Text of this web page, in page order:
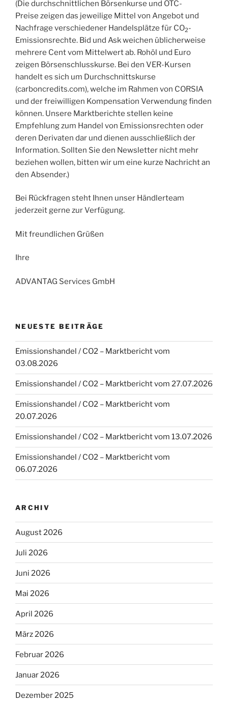
(Die durchschnittlichen Börsenkurse und OTC-
Preise zeigen das jeweilige Mittel von Angebot und
Nachfrage verschiedener Handelsplätze für CO2-
Emissionsrechte. Bid und Ask weichen üblicherweise
mehrere Cent vom Mittelwert ab. Rohöl und Euro
zeigen Börsenschlusskurse. Bei den VER-Kursen
handelt es sich um Durchschnittskurse
(carboncredits.com), welche im Rahmen von CORSIA
und der freiwilligen Kompensation Verwendung finden
können. Unsere Marktberichte stellen keine
Empfehlung zum Handel von Emissionsrechten oder
deren Derivaten dar und dienen ausschließlich der
Information. Sollten Sie den Newsletter nicht mehr
beziehen wollen, bitten wir um eine kurze Nachricht an
den Absender.)
Bei Rückfragen steht Ihnen unser Händlerteam
jederzeit gerne zur Verfügung.
Mit freundlichen Grüßen
Ihre
ADVANTAG Services GmbH
NEUESTE BEITRÄGE
Emissionshandel / CO2 – Marktbericht vom
03.08.2026
Emissionshandel / CO2 – Marktbericht vom 27.07.2026
Emissionshandel / CO2 – Marktbericht vom
20.07.2026
Emissionshandel / CO2 – Marktbericht vom 13.07.2026
Emissionshandel / CO2 – Marktbericht vom
06.07.2026
ARCHIV
August 2026
Juli 2026
Juni 2026
Mai 2026
April 2026
März 2026
Februar 2026
Januar 2026
Dezember 2025